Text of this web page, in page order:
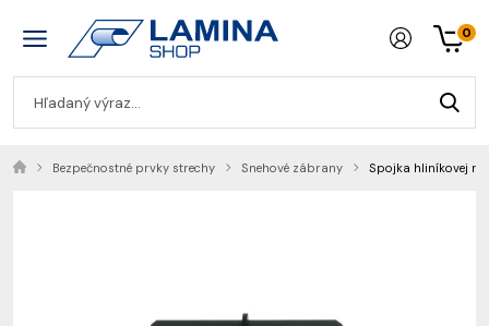
0
Bezpečnostné prvky strechy Snehové zábrany Spojka hliníkovej